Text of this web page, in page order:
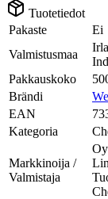
Tuotetiedot
Pakaste
Ei
Valmistusmaa
Pakkauskoko
Brändi
EAN
Kategoria
Markkinoija /
Valmistaja